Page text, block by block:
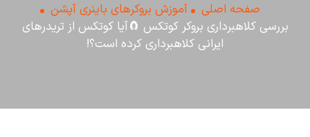
صفحه اصلی
آموزش بروکرهای باینری آپشن
بررسی کلاهبرداری بروکر کوتکس 🧲آیا کوتکس از تریدرهای
ایرانی کلاهبرداری کرده است؟!